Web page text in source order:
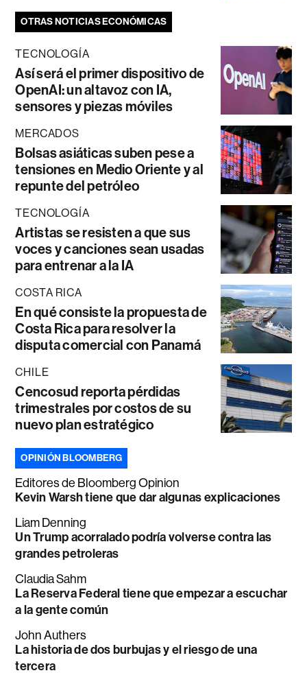
OTRAS NOTICIAS ECONÓMICAS
TECNOLOGÍA
Así será el primer dispositivo de
OpenAI: un altavoz con IA,
sensores y piezas móviles
MERCADOS
Bolsas asiáticas suben pese a
tensiones en Medio Oriente y al
repunte del petróleo
TECNOLOGÍA
Artistas se resisten a que sus
voces y canciones sean usadas
para entrenar a la IA
COSTA RICA
En qué consiste la propuesta de
Costa Rica para resolver la
disputa comercial con Panamá
CHILE
Cencosud reporta pérdidas
trimestrales por costos de su
nuevo plan estratégico
OPINIÓN BLOOMBERG
Editores de Bloomberg Opinion
Kevin Warsh tiene que dar algunas explicaciones
Liam Denning
Un Trump acorralado podría volverse contra las
grandes petroleras
Claudia Sahm
La Reserva Federal tiene que empezar a escuchar
a la gente común
John Authers
La historia de dos burbujas y el riesgo de una
tercera